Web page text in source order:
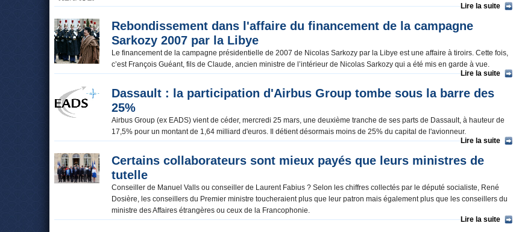
Lire la suite
Rebondissement dans l'affaire du financement de la campagne
Sarkozy 2007 par la Libye
Le financement de la campagne présidentielle de 2007 de Nicolas Sarkozy par la Libye est une affaire à tiroirs. Cette fois,
c’est François Guéant, fils de Claude, ancien ministre de l’intérieur de Nicolas Sarkozy qui a été mis en garde à vue.
Lire la suite
Dassault : la participation d'Airbus Group tombe sous la barre des
25%
Airbus Group (ex EADS) vient de céder, mercredi 25 mars, une deuxième tranche de ses parts de Dassault, à hauteur de
17,5% pour un montant de 1,64 milliard d'euros. Il détient désormais moins de 25% du capital de l'avionneur.
Lire la suite
Certains collaborateurs sont mieux payés que leurs ministres de
tutelle
Conseiller de Manuel Valls ou conseiller de Laurent Fabius ? Selon les chiffres collectés par le député socialiste, René
Dosière, les conseillers du Premier ministre toucheraient plus que leur patron mais également plus que les conseillers du
ministre des Affaires étrangères ou ceux de la Francophonie.
Lire la suite